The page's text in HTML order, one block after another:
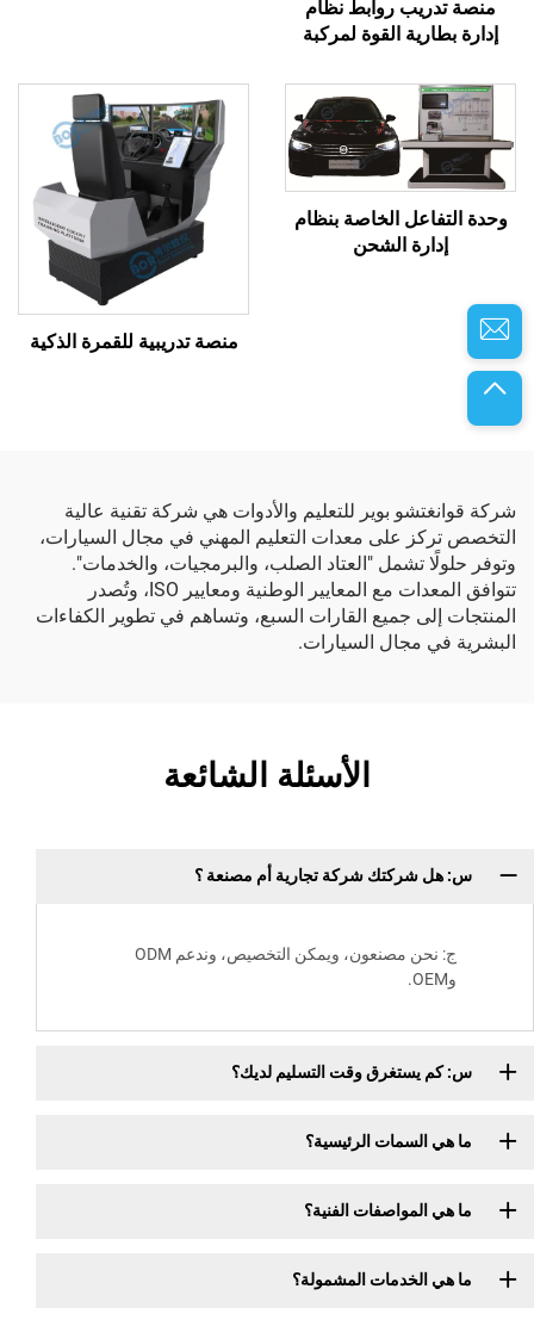
منصة تدريب روابط نظام
إدارة بطارية القوة لمركبة
وحدة التفاعل الخاصة بنظام
إدارة الشحن
منصة تدريبية للقمرة الذكية
شركة قوانغتشو بوير للتعليم والأدوات هي شركة تقنية عالية
التخصص تركز على معدات التعليم المهني في مجال السيارات،
وتوفر حلولًا تشمل "العتاد الصلب، والبرمجيات، والخدمات".
تتوافق المعدات مع المعايير الوطنية ومعايير ISO، وتُصدر
المنتجات إلى جميع القارات السبع، وتساهم في تطوير الكفاءات
البشرية في مجال السيارات.
الأسئلة الشائعة
س: هل شركتك شركة تجارية أم مصنعة ؟
ج: نحن مصنعون، ويمكن التخصيص، وندعم ODM
وOEM.
س: كم يستغرق وقت التسليم لديك؟
ما هي السمات الرئيسية؟
ما هي المواصفات الفنية؟
ما هي الخدمات المشمولة؟